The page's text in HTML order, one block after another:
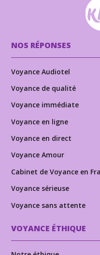
NOS RÉPONSES
Voyance Audiotel
Voyance de qualité
Voyance immédiate
Voyance en ligne
Voyance en direct
Voyance Amour
Cabinet de Voyance en
Voyance sérieuse
Voyance sans attente
VOYANCE ÉTHIQUE